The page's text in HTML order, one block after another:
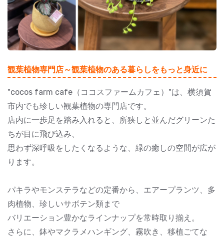
観葉植物専門店～観葉植物のある暮らしをもっと身近に
"cocos farm cafe（ココスファームカフェ）"は、横須賀
市内でも珍しい観葉植物の専門店です。
店内に一歩足を踏み入れると、所狭しと並んだグリーンた
ちが目に飛び込み、
思わず深呼吸をしたくなるような、緑の癒しの空間が広が
ります。
パキラやモンステラなどの定番から、エアープランツ、多
肉植物、珍しいサボテン類まで
バリエーション豊かなラインナップを常時取り揃え。
さらに、鉢やマクラメハンギング、霧吹き、移植ごてな